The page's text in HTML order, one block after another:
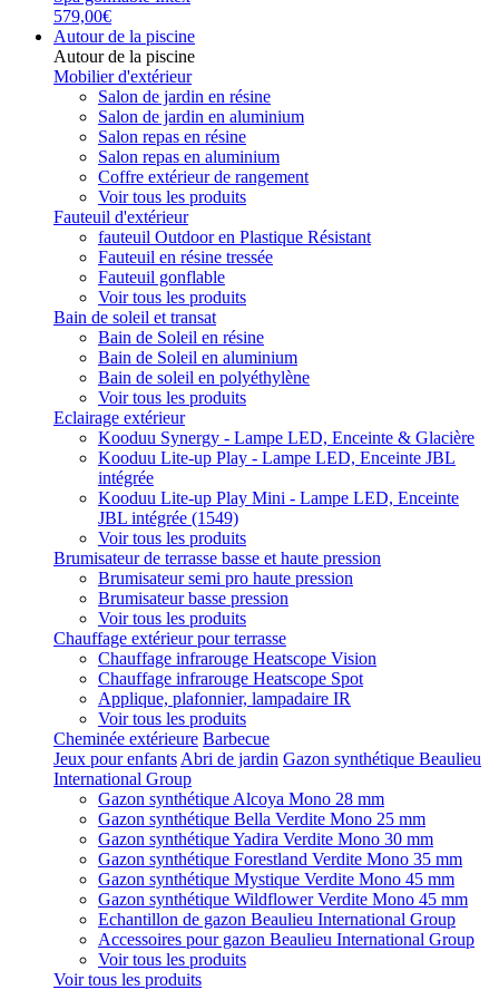
579,00€
Autour de la piscine
Autour de la piscine
Mobilier d'extérieur
Salon de jardin en résine
Salon de jardin en aluminium
Salon repas en résine
Salon repas en aluminium
Coffre extérieur de rangement
Voir tous les produits
Fauteuil d'extérieur
fauteuil Outdoor en Plastique Résistant
Fauteuil en résine tressée
Fauteuil gonflable
Voir tous les produits
Bain de soleil et transat
Bain de Soleil en résine
Bain de Soleil en aluminium
Bain de soleil en polyéthylène
Voir tous les produits
Eclairage extérieur
Kooduu Synergy - Lampe LED, Enceinte & Glacière
Kooduu Lite-up Play - Lampe LED, Enceinte JBL
intégrée
Kooduu Lite-up Play Mini - Lampe LED, Enceinte
JBL intégrée (1549)
Voir tous les produits
Brumisateur de terrasse basse et haute pression
Brumisateur semi pro haute pression
Brumisateur basse pression
Voir tous les produits
Chauffage extérieur pour terrasse
Chauffage infrarouge Heatscope Vision
Chauffage infrarouge Heatscope Spot
Applique, plafonnier, lampadaire IR
Voir tous les produits
Cheminée extérieure Barbecue
Jeux pour enfants Abri de jardin Gazon synthétique Beaulieu
International Group
Gazon synthétique Alcoya Mono 28 mm
Gazon synthétique Bella Verdite Mono 25 mm
Gazon synthétique Yadira Verdite Mono 30 mm
Gazon synthétique Forestland Verdite Mono 35 mm
Gazon synthétique Mystique Verdite Mono 45 mm
Gazon synthétique Wildflower Verdite Mono 45 mm
Echantillon de gazon Beaulieu International Group
Accessoires pour gazon Beaulieu International Group
Voir tous les produits
Voir tous les produits